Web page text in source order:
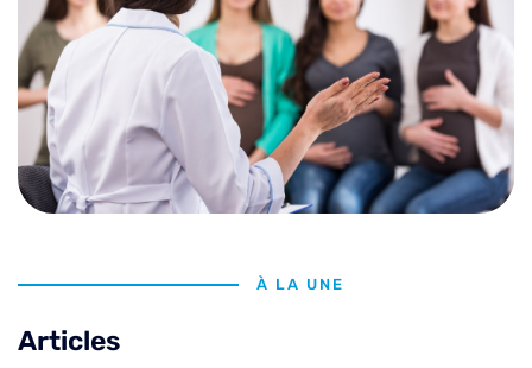
À LA UNE
Articles